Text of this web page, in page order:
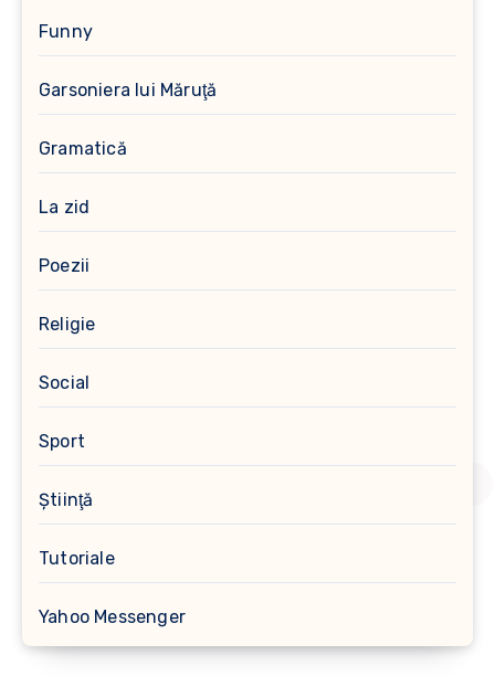
Funny
Garsoniera lui Măruţă
Gramatică
La zid
Poezii
Religie
Social
Sport
Ştiinţă
Tutoriale
Yahoo Messenger